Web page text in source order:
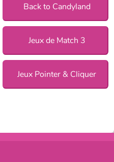
Back to Candyland
Jeux de Match 3
Jeux Pointer & Cliquer